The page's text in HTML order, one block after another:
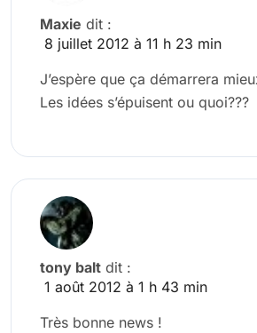
Maxie dit :
8 juillet 2012 à 11 h 23 min
J’espère que ça démarrera
Les idées s’épuisent ou quoi???
tony balt dit :
1 août 2012 à 1 h 43 min
Très bonne news !